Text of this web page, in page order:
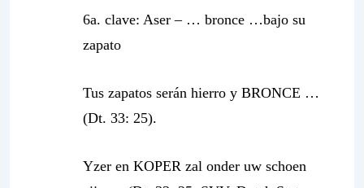
6a. clave: Aser – … bronce …bajo su
zapato
Tus zapatos serán hierro y BRONCE …
(Dt. 33: 25).
Yzer en KOPER zal onder uw schoen